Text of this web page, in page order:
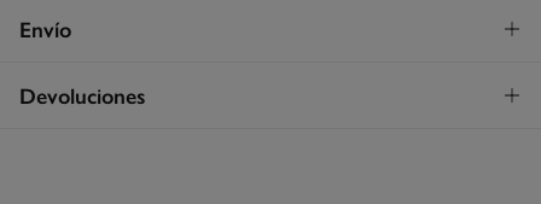
Composición
Cuidados
Envío
Envío a tienda
¡GRATIS!
Devoluciones